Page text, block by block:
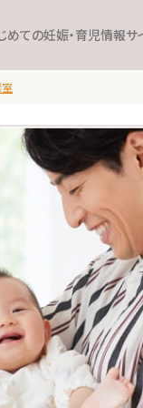
めての妊娠・育児情報サ